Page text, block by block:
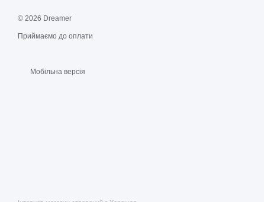
© 2026 Dreamer
Приймаємо до оплати
Мобільна версія